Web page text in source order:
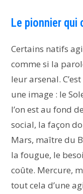
Le pionnier
Certains natifs
comme si la
leur arsenal. C’est
une image : le
l’on est au fond
social, la façon
Mars, maître du
la fougue, le
coûte. Mercure,
tout cela d’une